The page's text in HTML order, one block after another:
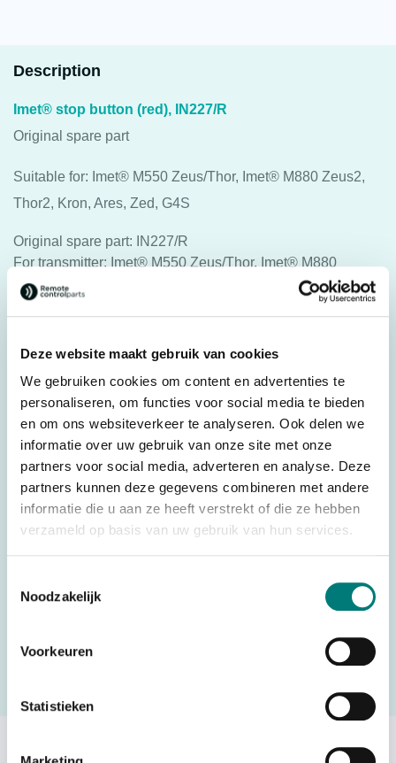
Deze website maakt gebruik van cookies
We gebruiken cookies om content en advertenties te
personaliseren, om functies voor social media te bieden
en om ons websiteverkeer te analyseren. Ook delen we
informatie over uw gebruik van onze site met onze
partners voor social media, adverteren en analyse. Deze
partners kunnen deze gegevens combineren met andere
informatie die u aan ze heeft verstrekt of die ze hebben
verzameld op basis van uw gebruik van hun services.
Noodzakelijk
Voorkeuren
Statistieken
Description
Imet® stop button (red), IN227/R
Original spare part
Suitable for: Imet® M550 Zeus/Thor, Imet® M880 Zeus2,
Thor2, Kron, Ares, Zed, G4S
Original spare part: IN227/R
For transmitter: Imet® M550 Zeus/Thor, Imet® M880
Zeus2, Thor2, Kron, Ares, Zed, G4S
Specifications
Weight
0,025 kg
Imet®
Parts
Switches, joysticks &
accessories
Country of Origin
Italy
Would you like to request a quote for this product? Then fill
as possible.
Others also viewed: